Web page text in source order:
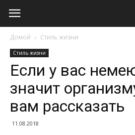
Домой Стиль жизни
Стиль жизни
Если у вас
значит
вам рассказать
11.08.2018